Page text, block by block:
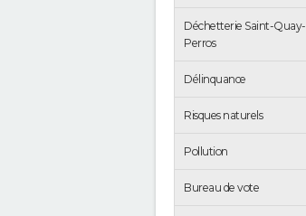
Déchetterie Saint-Quay-
Perros
Délinquance
Risques naturels
Pollution
Bureau de vote